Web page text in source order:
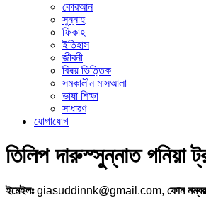
কোরআন
সুন্নাহ
ফিকাহ
ইতিহাস
জীবনী
বিষয় ভিত্তিক
সমকালীন মাসআলা
ভাষা শিক্ষা
সাধারণ
যোগাযোগ
তিলিপ দারুস্সুন্নাত গনিয়া
ইমেইলঃgiasuddinnk@gmail.com, ফোন